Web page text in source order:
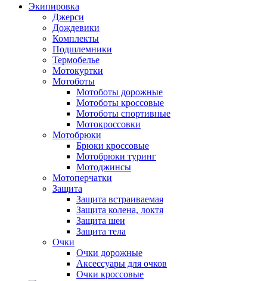
Экипировка
Джерси
Дождевики
Комплекты
Подшлемники
Термобелье
Мотокуртки
Мотоботы
Мотоботы дорожные
Мотоботы кроссовые
Мотоботы спортивные
Мотокроссовки
Мотобрюки
Брюки кроссовые
Мотобрюки туринг
Мотоджинсы
Мотоперчатки
Защита
Защита встраиваемая
Защита колена, локтя
Защита шеи
Защита тела
Очки
Очки дорожные
Аксессуары для очков
Очки кроссовые